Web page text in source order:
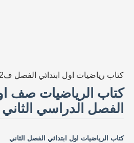
كتاب رياضيات اول ابتدائي الفصل ف2
كتاب الرياضيات صف
الفصل الدراسي الثاني
كتاب الرياضيات اول ابتدائي الفصل الثاني